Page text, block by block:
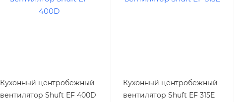
Кухонный центробежный
вентилятор Shuft EF 400D
Кухонный центробежный
вентилятор Shuft EF 315E